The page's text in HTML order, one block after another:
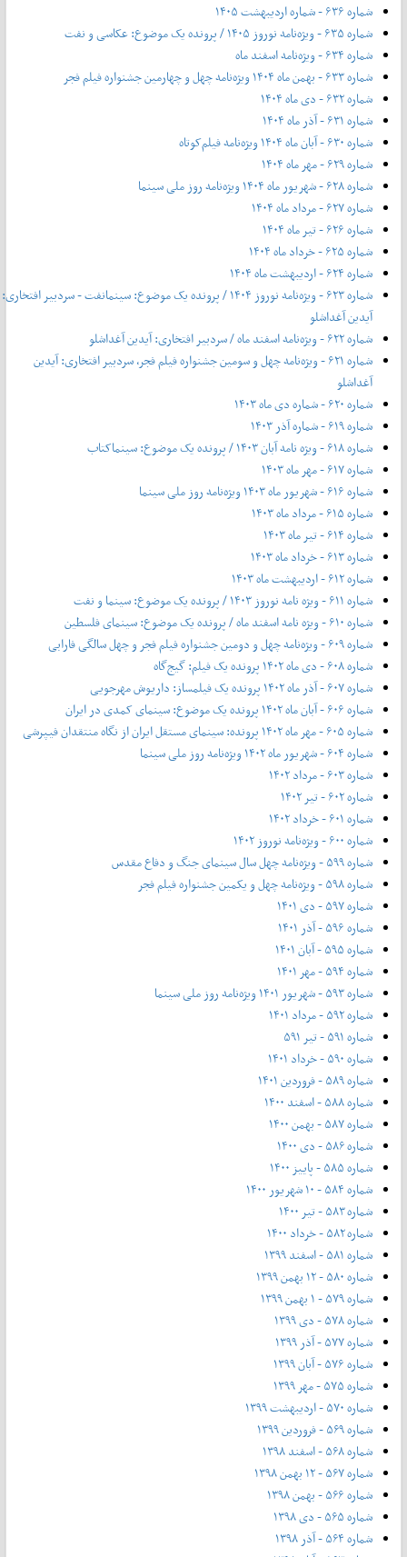
شماره ۶۳۶ - شماره اردیبهشت ۱۴۰۵
شماره ۶۳۵ - ویژه‌نامه نوروز ۱۴۰۵ / پرونده یک موضوع: عکاسی و نفت
شماره ۶۳۴ - ویژه‌نامه اسفند ماه
شماره ۶۳۳ - بهمن ماه ۱۴۰۴ ویژه‌نامه چهل‌ و‌ چهارمین جشنواره فیلم فجر
شماره ۶۳۲ - دی ماه ۱۴۰۴
شماره ۶۳۱ - آذر ماه ۱۴۰۴
شماره ۶۳۰ - آبان ماه ۱۴۰۴ ویژه‌نامه فیلم‌کوتاه
شماره ۶۲۹ - مهر ماه ۱۴۰۴
شماره ۶۲۸ - شهریور ماه ۱۴۰۴ ویژه‌نامه روز ملی سینما
شماره ۶۲۷ - مرداد ماه ۱۴۰۴
شماره ۶۲۶ - تیر ماه ۱۴۰۴
شماره ۶۲۵ - خرداد ماه ۱۴۰۴
شماره ۶۲۴ - اردیبهشت ماه ۱۴۰۴
شماره ۶۲۳ - ویژه‌نامه نوروز ۱۴۰۴ / پرونده یک موضوع: سینمانفت - سردبیر افتخاری:
آیدین آغداشلو
شماره ۶۲۲ - ویژه‌نامه اسفند ماه / سردبیر افتخاری: آیدین آغداشلو
شماره ۶۲۱ - ویژه‌نامه چهل‌ و‌ سومین جشنواره فیلم فجر، سردبیر افتخاری: آیدین
آغداشلو
شماره ۶۲۰ - شماره دی ماه ۱۴۰۳
شماره ۶۱۹ - شماره آذر ۱۴۰۳
شماره ۶۱۸ - ویژه نامه آبان ۱۴۰۳ / پرونده یک موضوع: سینماکتاب
شماره ۶۱۷ - مهر ماه ۱۴۰۳
شماره ۶۱۶ - شهریور ماه ۱۴۰۳ ویژه‌نامه روز ملی سینما
شماره ۶۱۵ - مرداد ماه ۱۴۰۳
شماره ۶۱۴ - تیر ماه ۱۴۰۳
شماره ۶۱۳ - خرداد ماه ۱۴۰۳
شماره ۶۱۲ - اردیبهشت ماه ۱۴۰۳
شماره ۶۱۱ - ویژه نامه نوروز ۱۴۰۳ / پرونده یک موضوع: سینما و نفت
شماره ۶۱۰ - ویژه نامه اسفند ماه / پرونده یک موضوع: سینمای فلسطین
شماره ۶۰۹ - ویژه‌نامه چهل و دومین جشنواره فیلم فجر و چهل سالگی فارابی
شماره ۶۰۸ - دی ماه ۱۴۰۲ پرونده یک فیلم: گیج‌گاه
شماره ۶۰۷ - آذر ماه ۱۴۰۲ پرونده یک فیلمساز: داریوش مهرجویی
شماره ۶۰۶ - آبان ماه ۱۴۰۲ پرونده یک موضوع: سینمای کمدی در ایران
شماره ۶۰۵ - مهر ماه ۱۴۰۲ پرونده: سینمای مستقل ایران از نگاه منتقدان فیپرشی
شماره ۶۰۴ - شهریور ماه ۱۴۰۲ ویژه‌نامه روز ملی سینما
شماره ۶۰۳ - مرداد ۱۴۰۲
شماره ۶۰۲ - تیر ۱۴۰۲
شماره ۶۰۱ - خرداد ۱۴۰۲
شماره ۶۰۰ - ویژه‌نامه نوروز ۱۴۰۲
شماره ۵۹۹ - ویژه‌نامه چهل سال سینمای جنگ و دفاع مقدس
شماره ۵۹۸ - ویژه‌نامه چهل و یکمین جشنواره فیلم فجر
شماره ۵۹۷ - دی ۱۴۰۱
شماره ۵۹۶ - آذر ۱۴۰۱
شماره ۵۹۵ - آبان ۱۴۰۱
شماره ۵۹۴ - مهر ۱۴۰۱
شماره ۵۹۳ - شهریور ۱۴۰۱ ویژه‌نامه روز ملی سینما
شماره ۵۹۲ - مرداد ۱۴۰۱
شماره ۵۹۱ - تیر ۵۹۱
شماره ۵۹۰ - خرداد ۱۴۰۱
شماره ۵۸۹ - فروردین ۱۴۰۱
شماره ۵۸۸ - اسفند ۱۴۰۰
شماره ۵۸۷ - بهمن ۱۴۰۰
شماره ۵۸۶ - دی ۱۴۰۰
شماره ۵۸۵ - پاییز ۱۴۰۰
شماره ۵۸۴ - ۱۰ شهریور ۱۴۰۰
شماره ۵۸۳ - تیر ۱۴۰۰
شماره ۵۸۲ - خرداد ۱۴۰۰
شماره ۵۸۱ - اسفند ۱۳۹۹
شماره ۵۸۰ - ۱۲ بهمن ۱۳۹۹
شماره ۵۷۹ - ۱ بهمن ۱۳۹۹
شماره ۵۷۸ - دی ۱۳۹۹
شماره ۵۷۷ - آذر ۱۳۹۹
شماره ۵۷۶ - آبان ۱۳۹۹
شماره ۵۷۵ - مهر ۱۳۹۹
شماره ۵۷۰ - اردیبهشت ۱۳۹۹
شماره ۵۶۹ - فروردین ۱۳۹۹
شماره ۵۶۸ - اسفند ۱۳۹۸
شماره ۵۶۷ - ۱۲ بهمن ۱۳۹۸
شماره ۵۶۶ - بهمن ۱۳۹۸
شماره ۵۶۵ - دی ۱۳۹۸
شماره ۵۶۴ - آذر ۱۳۹۸